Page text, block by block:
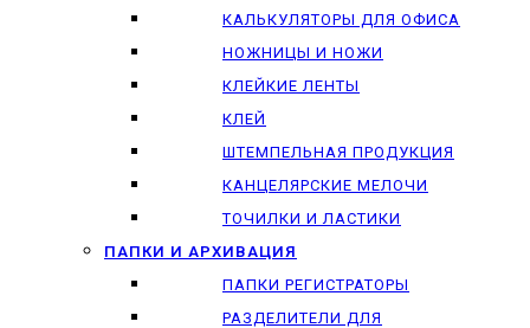
КАЛЬКУЛЯТОРЫ ДЛЯ ОФИСА
НОЖНИЦЫ И НОЖИ
КЛЕЙКИЕ ЛЕНТЫ
КЛЕЙ
ШТЕМПЕЛЬНАЯ ПРОДУКЦИЯ
КАНЦЕЛЯРСКИЕ МЕЛОЧИ
ТОЧИЛКИ И ЛАСТИКИ
ПАПКИ И АРХИВАЦИЯ
ПАПКИ РЕГИСТРАТОРЫ
РАЗДЕЛИТЕЛИ ДЛЯ